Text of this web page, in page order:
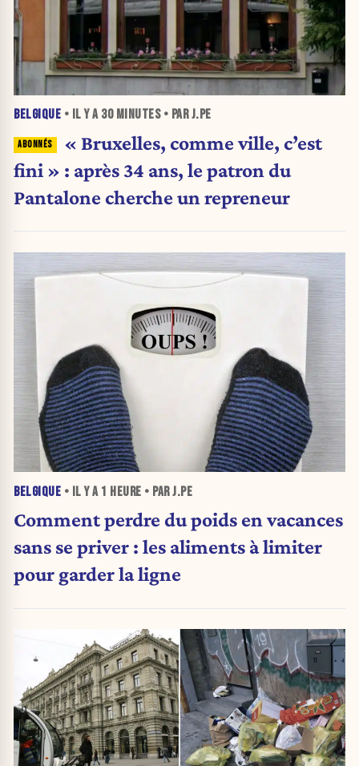
BELGIQUE • IL Y A 30 MINUTES• PAR J.PE
« Bruxelles, comme ville, c’est
fini » : après 34 ans, le patron du
Pantalone cherche un repreneur
BELGIQUE • IL Y A 1 HEURE • PAR J.PE
Comment perdre du poids en vacances
sans se priver : les aliments à limiter
pour garder la ligne